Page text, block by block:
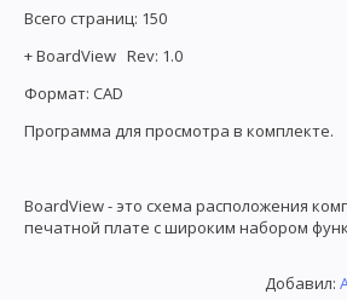
Всего страниц: 150
+ BoardView Rev: 1.0
Формат: CAD
Программа для просмотра в комплекте.
BoardView - это схема расположения
печатной плате с широким набором
Добавил: